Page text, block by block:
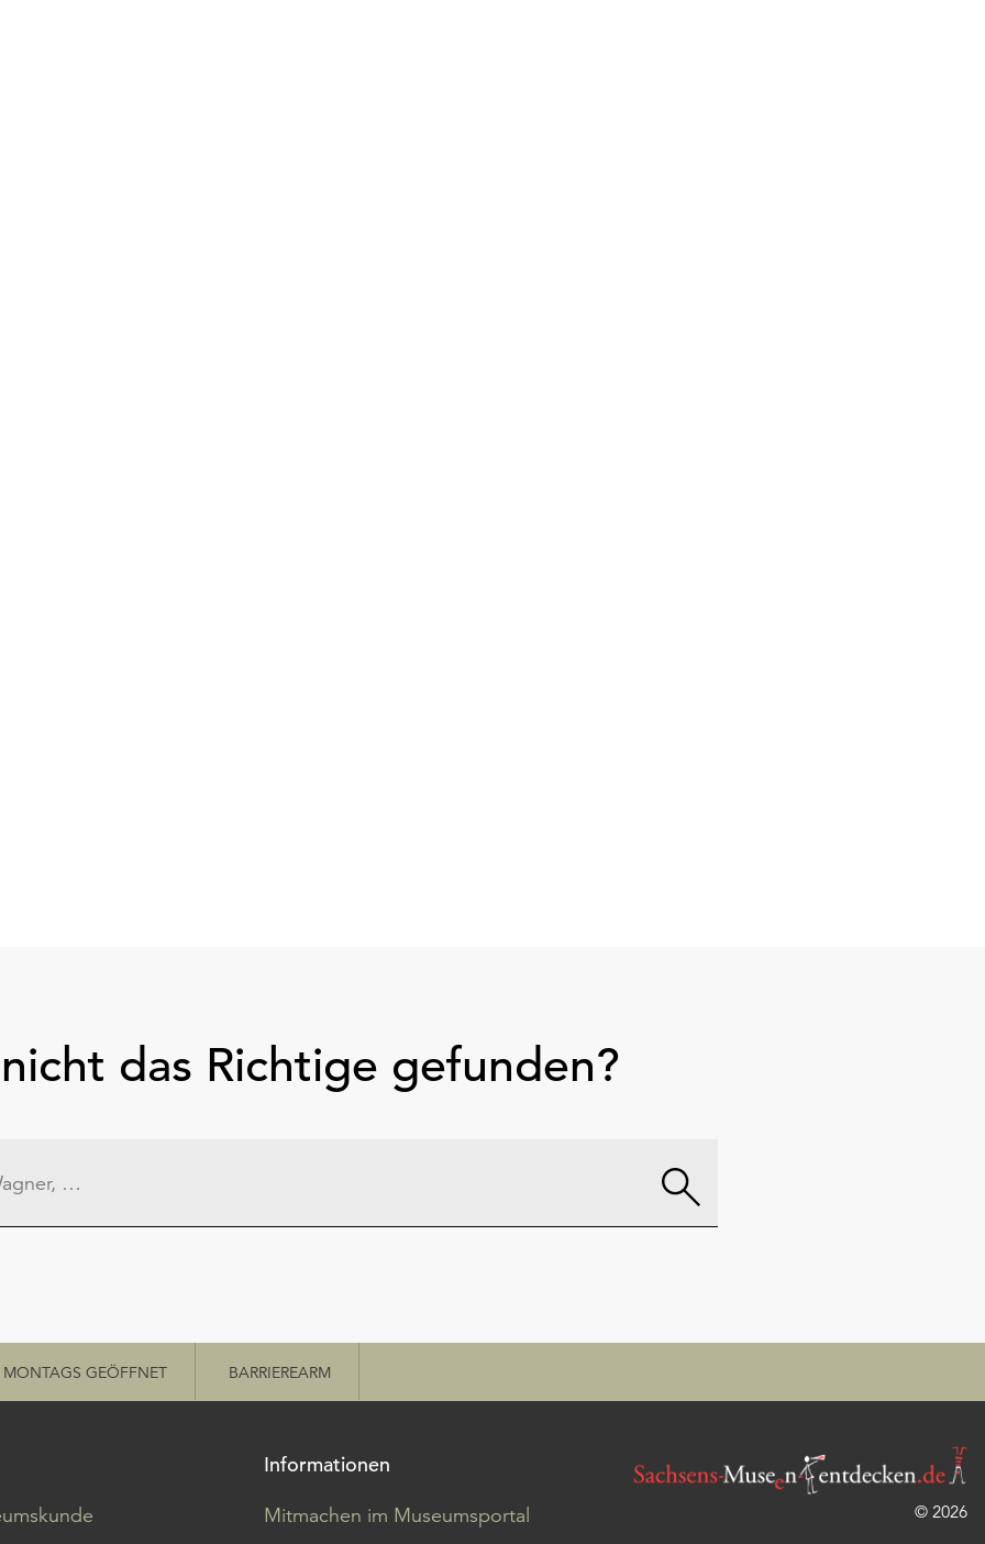
das Richtige gefunden?
MONTAGS GEÖFFNET BARRIEREARM
Informationen
Mitmachen im Museumsportal
© 2026